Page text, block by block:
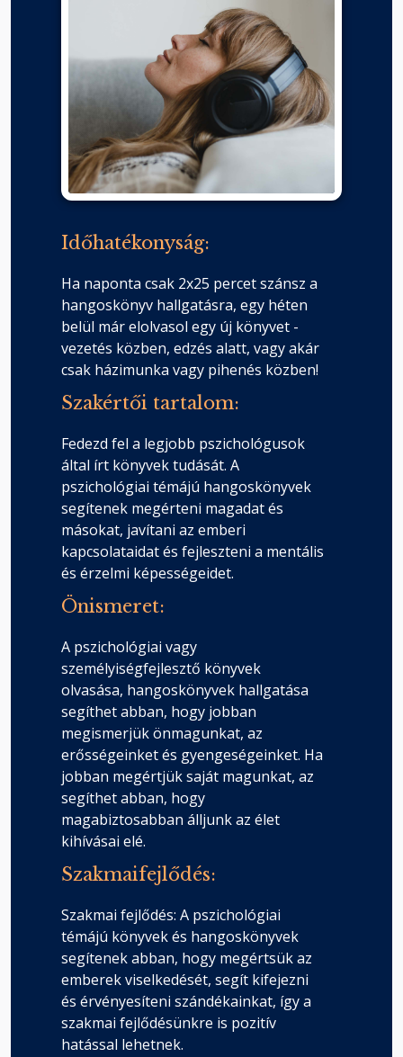
Időhatékonyság:
Ha naponta csak 2x25 percet szánsz a
hangoskönyv hallgatásra, egy héten
belül már elolvasol egy új könyvet -
vezetés közben, edzés alatt, vagy akár
csak házimunka vagy pihenés közben!
Szakértői tartalom:
Fedezd fel a legjobb pszichológusok
által írt könyvek tudását. A
pszichológiai témájú hangoskönyvek
segítenek megérteni magadat és
másokat, javítani az emberi
kapcsolataidat és fejleszteni a mentális
és érzelmi képességeidet.
Önismeret:
A pszichológiai vagy
személyiségfejlesztő könyvek
olvasása, hangoskönyvek hallgatása
segíthet abban, hogy jobban
megismerjük önmagunkat, az
erősségeinket és gyengeségeinket. Ha
jobban megértjük saját magunkat, az
segíthet abban, hogy
magabiztosabban álljunk az élet
kihívásai elé.
Szakmaifejlődés:
Szakmai fejlődés: A pszichológiai
témájú könyvek és hangoskönyvek
segítenek abban, hogy megértsük az
emberek viselkedését, segít kifejezni
és érvényesíteni szándékainkat, így a
szakmai fejlődésünkre is pozitív
hatással lehetnek.